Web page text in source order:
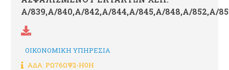
Α/839,Α/840,Α/842,Α/844,Α/845,Α/848,Α/852,Α/
ΟΙΚΟΝΟΜΙΚΗ ΥΠΗΡΕΣΙΑ
ΑΔΑ: ΡΩ76ΩΨ2-Η0Η